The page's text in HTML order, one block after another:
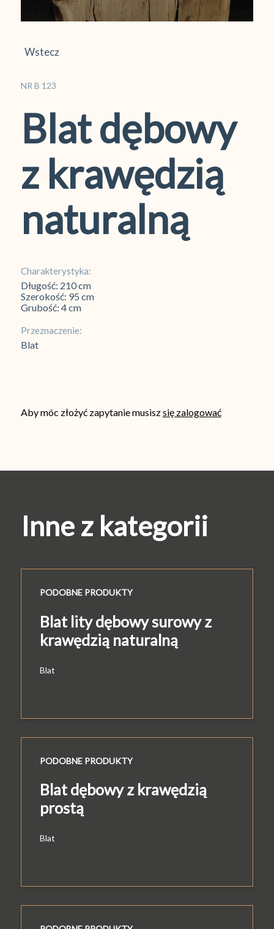
Wstecz
NR B 123
Blat dębowy
z krawędzią
naturalną
Charakterystyka:
Długość: 210 cm
Szerokość: 95 cm
Grubość: 4 cm
Przeznaczenie:
Blat
Aby móc złożyć zapytanie musiszsię zalogować
Inne z kategorii
PODOBNE PRODUKTY
Blat lity dębowy surowy z
krawędzią naturalną
Blat
PODOBNE PRODUKTY
Blat dębowy z krawędzią
prostą
Blat